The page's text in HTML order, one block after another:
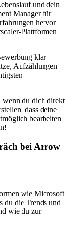
und dein
Manager für
hervor
Plattformen
klar
Aufzählungen
wenn du dich direkt
dass deine
bearbeiten
bei Arrow
wie Microsoft
du die Trends und
wie du zur